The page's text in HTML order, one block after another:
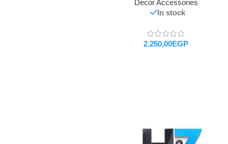
Decor Accessories
In stock
EGP